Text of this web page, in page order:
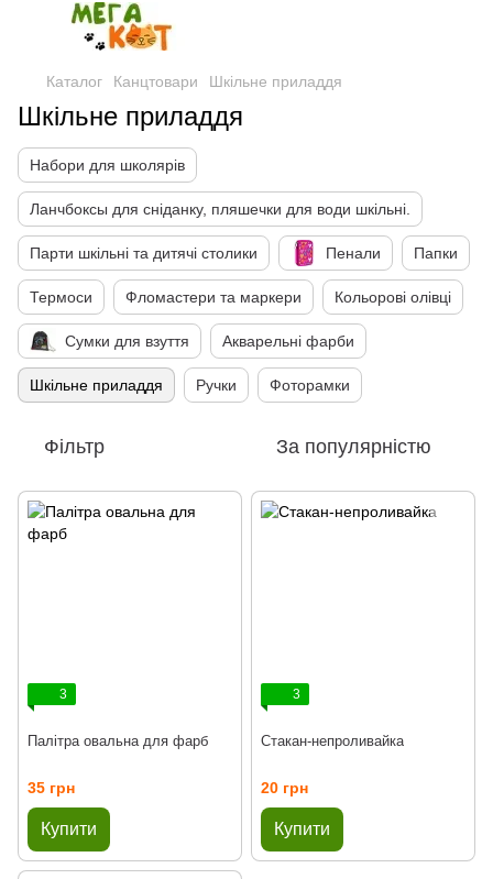
Каталог Канцтовари Шкільне приладдя
Шкільне приладдя
Набори для школярів
Ланчбоксы для сніданку, пляшечки для води шкільні.
Парти шкільні та дитячі столики Пенали Папки
Термоси Фломастери та маркери Кольорові олівці
Сумки для взуття Акварельні фарби
Шкільне приладдя Ручки Фоторамки
Фільтр За популярністю
3
Палітра овальна для фарб
35 грн
Купити
3
Стакан-непроливайка
20 грн
Купити